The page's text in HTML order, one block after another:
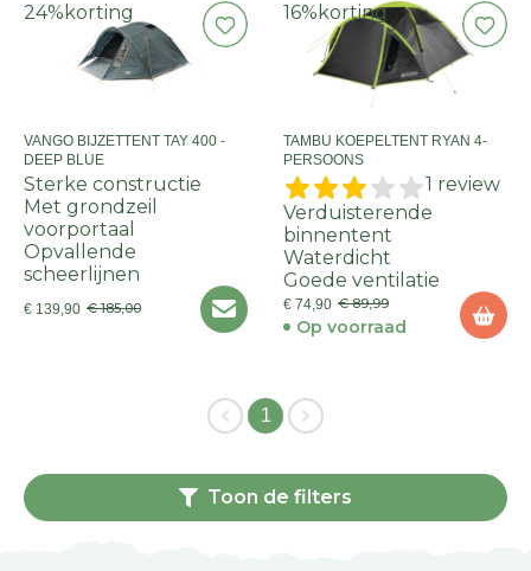
24% korting
VANGO BIJZETTENT TAY 400 -
DEEP BLUE
Sterke constructie
Met grondzeil
voorportaal
Opvallende
scheerlijnen
€ 139,90 € 185,00
16% korting
TAMBU KOEPELTENT RYAN 4-
PERSOONS
1 review
Verduisterende
binnentent
Waterdicht
Goede ventilatie
€ 74,90 € 89,99
Op voorraad
1
Toon de filters